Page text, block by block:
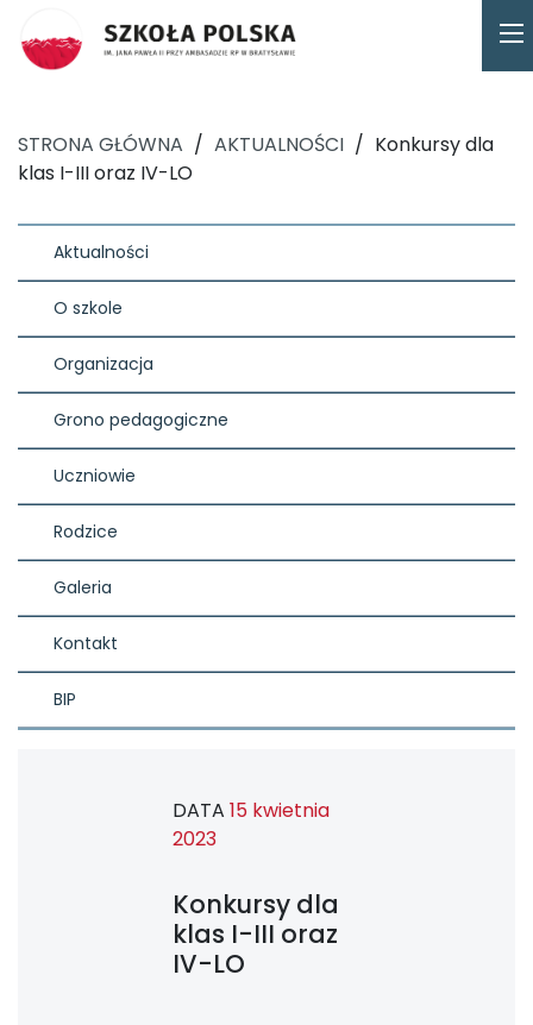
STRONA GŁÓWNA / AKTUALNOŚCI / Konkursy dla
klas I-III oraz IV-LO
Aktualności
O szkole
Organizacja
Grono pedagogiczne
Uczniowie
Rodzice
Galeria
Kontakt
BIP
DATA 15 kwietnia
2023
Konkursy dla
klas I-III oraz
IV-LO